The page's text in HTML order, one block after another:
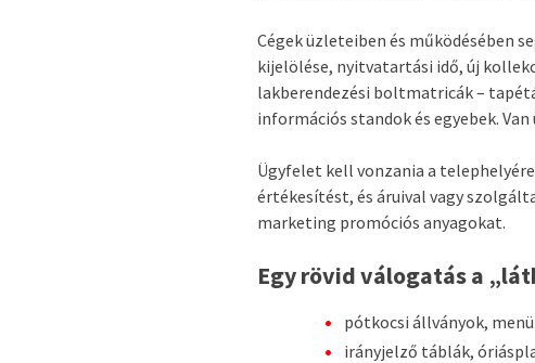
Cégek üzleteiben és működésében
kijelölése, nyitvatartási idő, új
lakberendezési boltmatricák –
információs standok és egyebek.
Ügyfelet kell vonzania a
értékesítést, és áruival vagy
marketing promóciós anyagokat.
Egy rövid válogatás a
pótkocsi állványok,
irányjelző táblák,